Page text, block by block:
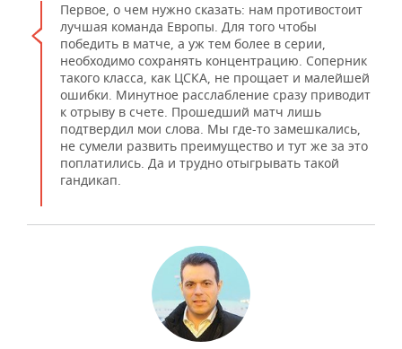
Первое, о чем нужно сказать: нам противостоит
лучшая команда Европы. Для того чтобы
победить в матче, а уж тем более в серии,
необходимо сохранять концентрацию. Соперник
такого класса, как ЦСКА, не прощает и малейшей
ошибки. Минутное расслабление сразу приводит
к отрыву в счете. Прошедший матч лишь
подтвердил мои слова. Мы где-то замешкались,
не сумели развить преимущество и тут же за это
поплатились. Да и трудно отыгрывать такой
гандикап.